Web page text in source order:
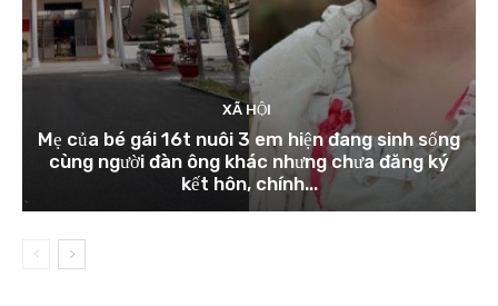
XÃ HỘI
Mẹ của bé gái 16t nuôi 3 em hiện đang sinh sống
cùng người đàn ông khác nhưng chưa đăng ký
kết hôn, chính...